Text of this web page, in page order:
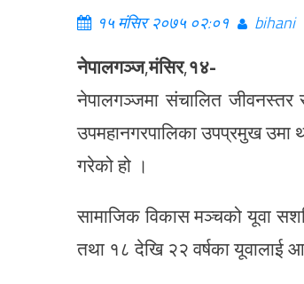
१५ मंसिर २०७५ ०२:०१ bihani
नेपालगञ्ज,मंसिर,१४-
नेपालगञ्जमा संचालित
उपमहानगरपालिका उपप्रमुख
गरेको हो ।
सामाजिक विकास मञ्चको यूवा
तथा १८ देखि २२ वर्षका यूवालाई